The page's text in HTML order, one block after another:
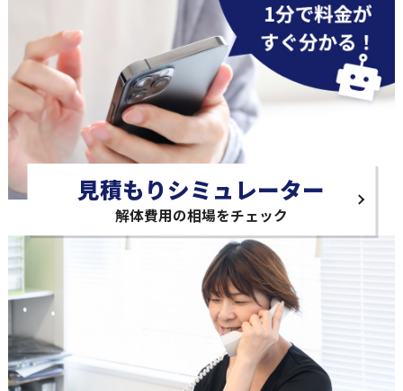
見積もりシミュレーター
解体費用の相場をチェック